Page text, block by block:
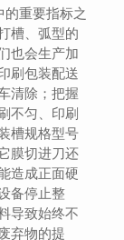
重要指标之
槽、弧型的
也会生产加
刷包装配送
清除；把握
不匀、印刷
槽规格型号
膜切进刀还
造成正面硬
备停止整
导致始终不
弃物的提